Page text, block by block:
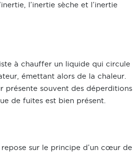
l’inertie sèche et l’inertie
à chauffer un liquide qui circule
émettant alors de la chaleur.
présente souvent des déperditions
de fuites est bien présent.
repose sur le principe d’un cœur de